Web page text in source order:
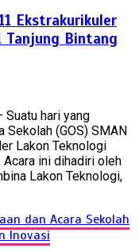
Ekstrakurikuler
Tanjung Bintang
Suatu hari yang
Sekolah (GOS) SMAN
Lakon Teknologi
Acara ini dihadiri oleh
Lakon Teknologi,
dan Acara Sekolah
Inovasi